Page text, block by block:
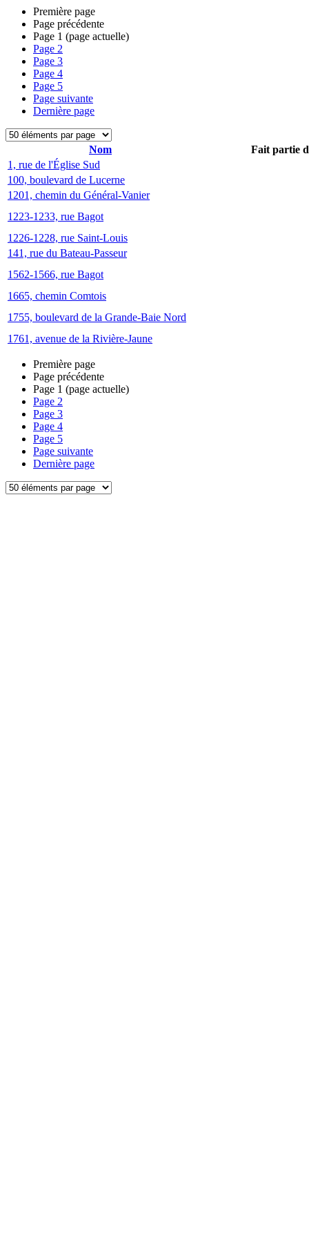
Première page
Page précédente
Page 1 (page actuelle)
Page 2
Page 3
Page 4
Page 5
Page suivante
Dernière page
Nom
Fait partie
1, rue de l'Église Sud
100, boulevard de Lucerne
1201, chemin du Général-Vanier
1223-1233, rue Bagot
1226-1228, rue Saint-Louis
141, rue du Bateau-Passeur
1562-1566, rue Bagot
1665, chemin Comtois
1755, boulevard de la Grande-Baie Nord
1761, avenue de la Rivière-Jaune
Première page
Page précédente
Page 1 (page actuelle)
Page 2
Page 3
Page 4
Page 5
Page suivante
Dernière page